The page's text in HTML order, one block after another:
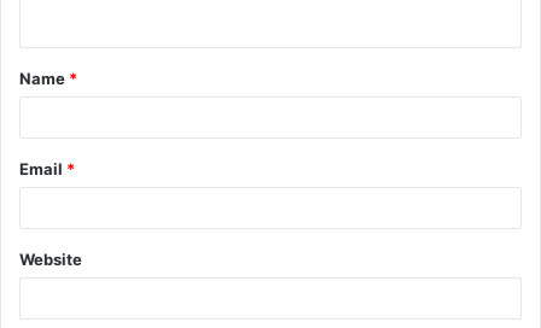
t
*
Name *
Email *
Website